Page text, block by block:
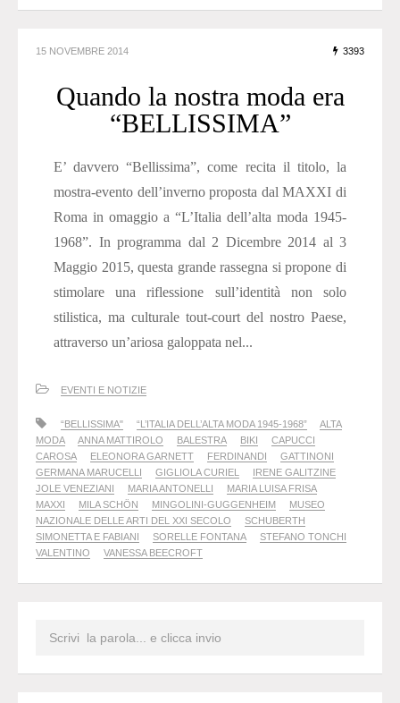
15 NOVEMBRE 2014 3393
Quando la nostra moda era
“BELLISSIMA”
E’ davvero “Bellissima”, come recita il titolo, la
mostra-evento dell’inverno proposta dal MAXXI di
Roma in omaggio a “L’Italia dell’alta moda 1945-
1968”. In programma dal 2 Dicembre 2014 al 3
Maggio 2015, questa grande rassegna si propone di
stimolare una riflessione sull’identità non solo
stilistica, ma culturale tout-court del nostro Paese,
attraverso un’ariosa galoppata nel...
EVENTI E NOTIZIE
“BELLISSIMA" “L’ITALIA DELL’ALTA MODA 1945-1968”
ALTA
MODA
ANNA MATTIROLO BALESTRA BIKI
CAPUCCI
CAROSA
ELEONORA GARNETT FERDINANDI
GATTINONI
GERMANA MARUCELLI
GIGLIOLA CURIEL
IRENE GALITZINE
JOLE VENEZIANI
MARIA ANTONELLI
MARIA LUISA FRISA
MAXXI
MILA SCHÖN MINGOLINI-GUGGENHEIM
MUSEO
NAZIONALE DELLE ARTI DEL XXI SECOLO
SCHUBERTH
SIMONETTA E FABIANI
SORELLE FONTANA
STEFANO TONCHI
VALENTINO
VANESSA BEECROFT